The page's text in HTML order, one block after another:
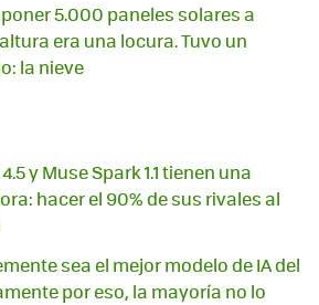
5.000 paneles solares a
era una locura. Tuvo un
la nieve
y Muse Spark 1.1 tienen una
hacer el 90% de sus rivales al
sea el mejor modelo de IA del
por eso, la mayoría no lo